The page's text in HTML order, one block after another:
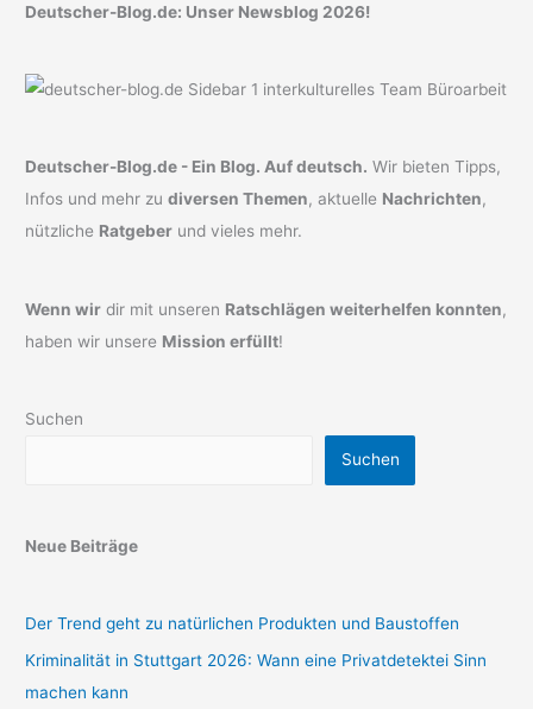
Deutscher-Blog.de: Unser Newsblog 2026!
Deutscher-Blog.de - Ein Blog. Auf deutsch. Wir bieten Tipps,
Infos und mehr zudiversen Themen, aktuelle Nachrichten,
nützliche Ratgeber und vieles mehr.
Wenn wir dir mit unseren Ratschlägen weiterhelfen konnten,
haben wir unsere Mission erfüllt!
Suchen
Suchen
Neue Beiträge
Der Trend geht zu natürlichen Produkten und Baustoffen
Kriminalität in Stuttgart 2026: Wann eine Privatdetektei Sinn
machen kann